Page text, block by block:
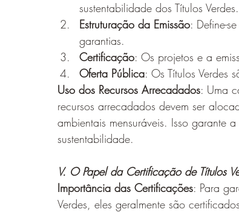
sustentabilidade dos Títulos Verdes.
Estruturação da Emissão: Define-
garantias.
Certificação: Os projetos e a
Oferta Pública: Os Títulos Verdes
Uso dos Recursos Arrecadados: Uma
recursos arrecadados devem ser
ambientais mensuráveis. Isso garante
sustentabilidade.
V. O Papel da Certificação de Títulos
Importância das Certificações: Para
Verdes, eles geralmente são